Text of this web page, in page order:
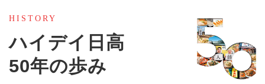
HISTORY
ハイデイ日高
50年の歩み